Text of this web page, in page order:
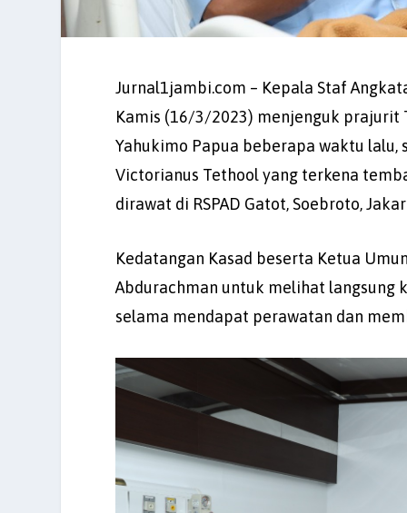
Jurnal1jambi.com – Kepala Staf
Kamis (16/3/2023) menjenguk prajurit
Yahukimo Papua beberapa waktu lalu,
Victorianus Tethool yang terkena
dirawat di RSPAD Gatot, Soebroto,
Kedatangan Kasad beserta Ketua
Abdurachman untuk melihat langsung
selama mendapat perawatan dan